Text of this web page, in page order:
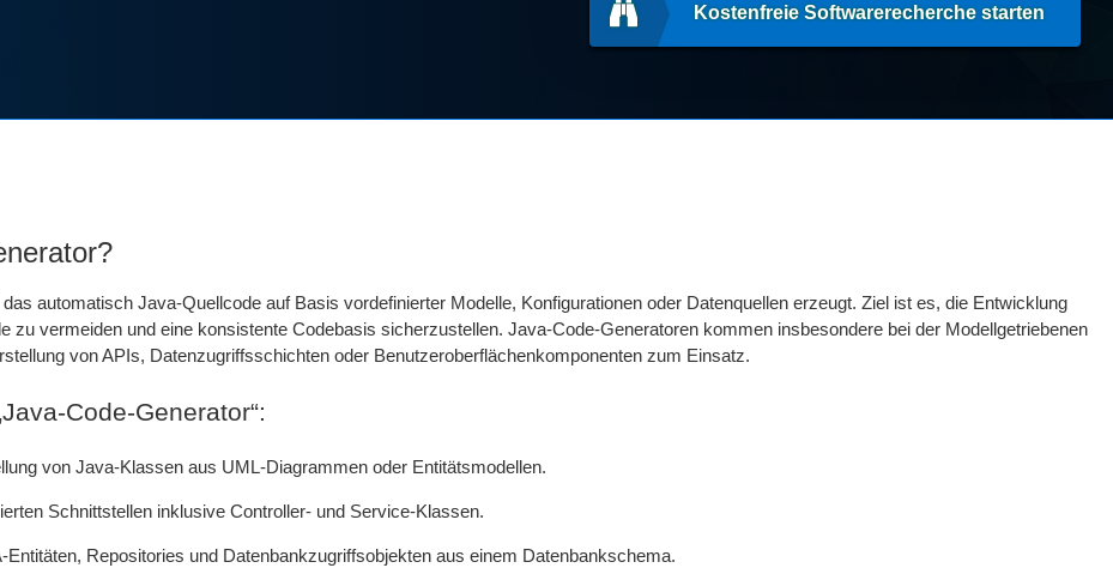
Kostenfreie Softwarerecherche starten
automatisch Java-Quellcode auf Basis vordefinierter Modelle, Konfigurationen oder Datenquellen erzeugt. Ziel ist es, die Entwicklung
zu vermeiden und eine konsistente Codebasis sicherzustellen. Java-Code-Generatoren kommen insbesondere bei der Modellgetriebenen
von APIs, Datenzugriffsschichten oder Benutzeroberflächenkomponenten zum Einsatz.
Code-Generator“:
von Java-Klassen aus UML-Diagrammen oder Entitätsmodellen.
Schnittstellen inklusive Controller- und Service-Klassen.
Repositories und Datenbankzugriffsobjekten aus einem Datenbankschema.